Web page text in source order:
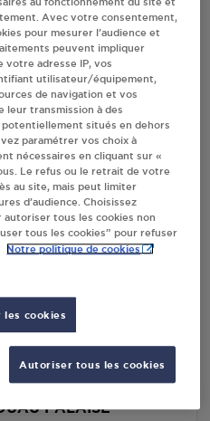
SASU FALAISE
24/24
E
FALAISE
au fonctionnement du site et
Avec votre consentement,
pour mesurer l’audience et
peuvent impliquer
votre adresse IP, vos
utilisateur/équipement,
de navigation et vos
leur transmission à des
situés en dehors
paramétrer vos choix à
nécessaires en cliquant sur «
Le refus ou le retrait de votre
au site, mais peut limiter
d’audience. Choisissez
tous les cookies non
tous les cookies” pour refuser
Notre politique de cookies
les cookies
Autoriser tous les cookies